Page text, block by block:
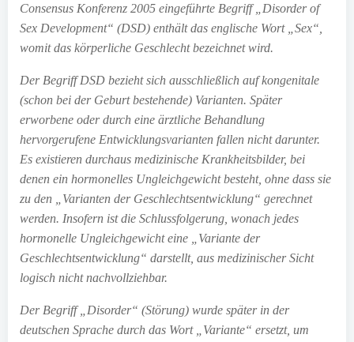
Consensus Konferenz 2005 eingeführte Begriff „Disorder of
Sex Development“ (DSD) enthält das englische Wort „Sex“,
womit das körperliche Geschlecht bezeichnet wird.
Der Begriff DSD bezieht sich ausschließlich auf kongenitale
(schon bei der Geburt bestehende) Varianten. Später
erworbene oder durch eine ärztliche Behandlung
hervorgerufene Entwicklungsvarianten fallen nicht darunter.
Es existieren durchaus medizinische Krankheitsbilder, bei
denen ein hormonelles Ungleichgewicht besteht, ohne dass sie
zu den „Varianten der Geschlechtsentwicklung“ gerechnet
werden. Insofern ist die Schlussfolgerung, wonach jedes
hormonelle Ungleichgewicht eine „Variante der
Geschlechtsentwicklung“ darstellt, aus medizinischer Sicht
logisch nicht nachvollziehbar.
Der Begriff „Disorder“ (Störung) wurde später in der
deutschen Sprache durch das Wort „Variante“ ersetzt, um